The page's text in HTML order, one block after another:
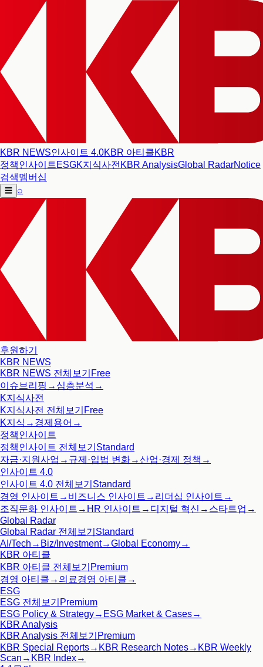
KBR NEWS인사이트 4.0KBR 아티클KBR
정책인사이트 ESGK지식사전 KBR AnalysisGlobal RadarNotice
검색멤버십
☰ ⌕
후원하기
KBR NEWS
KBR NEWS 전체보기 Free
이슈브리핑 → 심층분석 →
K지식사전
K지식사전 전체보기 Free
K지식 → 경제용어 →
정책인사이트
정책인사이트 전체보기 Standard
자금·지원사업 → 규제·입법 변화→산업·경제 정책 →
인사이트 4.0
인사이트 4.0 전체보기 Standard
경영 인사이트 → 비즈니스 인사이트 → 리더십 인사이트 →
조직문화 인사이트 → HR 인사이트 → 디지털 혁신 → 스타트업 →
Global Radar
Global Radar 전체보기 Standard
AI/Tech → Biz/Investment→Global Economy→
KBR 아티클
KBR 아티클 전체보기 Premium
경영 아티클 → 의료경영 아티클 →
ESG
ESG 전체보기 Premium
ESG Policy & Strategy→ ESG Market & Cases→
KBR Analysis
KBR Analysis 전체보기 Premium
KBR Special Reports→ KBR Research Notes→ KBR Weekly
Scan → KBR Index→